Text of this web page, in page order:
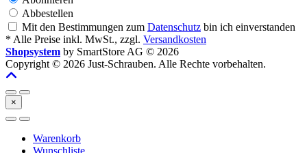
Abbestellen
Mit den Bestimmungen zum Datenschutz bin ich einverstanden
* Alle Preise inkl. MwSt., zzgl. Versandkosten
Shopsystem by SmartStore AG © 2026
Copyright © 2026 Just-Schrauben. Alle Rechte vorbehalten.
×
Warenkorb
Wunschliste